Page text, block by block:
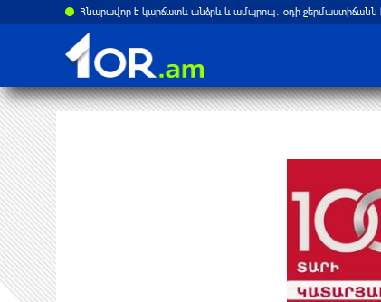
Հնարավոր է կարճատև անձրև և ամպրոպ․ օդի